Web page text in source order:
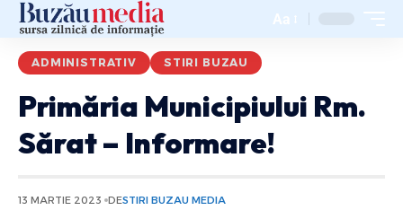
Aa
ADMINISTRATIV STIRI BUZAU
Primăria Municipiului Rm.
Sărat – Informare!
13 MARTIE 2023 DESTIRI BUZAU MEDIA